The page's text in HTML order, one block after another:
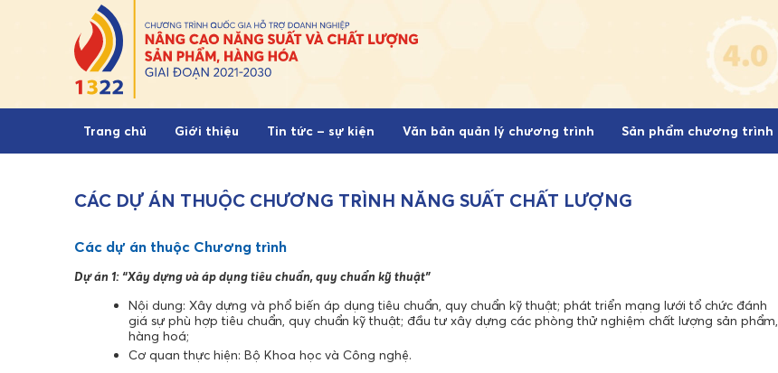
Trang chủ Giới thiệu Tin tức – sự kiện Văn bản quản lý chương trình Sản phẩm chương trình
CÁC DỰ ÁN THUỘC CHƯƠNG TRÌNH NĂNG SUẤT CHẤT LƯỢNG
Các dự án thuộc Chương trình
Dự án 1: “Xây dựng và áp dụng tiêu chuẩn, quy chuẩn kỹ thuật”
Nội dung: Xây dựng và phổ biến áp dụng tiêu chuẩn, quy chuẩn kỹ thuật; phát triển mạng lưới tổ chức đánh
giá sự phù hợp tiêu chuẩn, quy chuẩn kỹ thuật; đầu tư xây dựng các phòng thử nghiệm chất lượng sản phẩm,
hàng hoá;
Cơ quan thực hiện: Bộ Khoa học và Công nghệ.